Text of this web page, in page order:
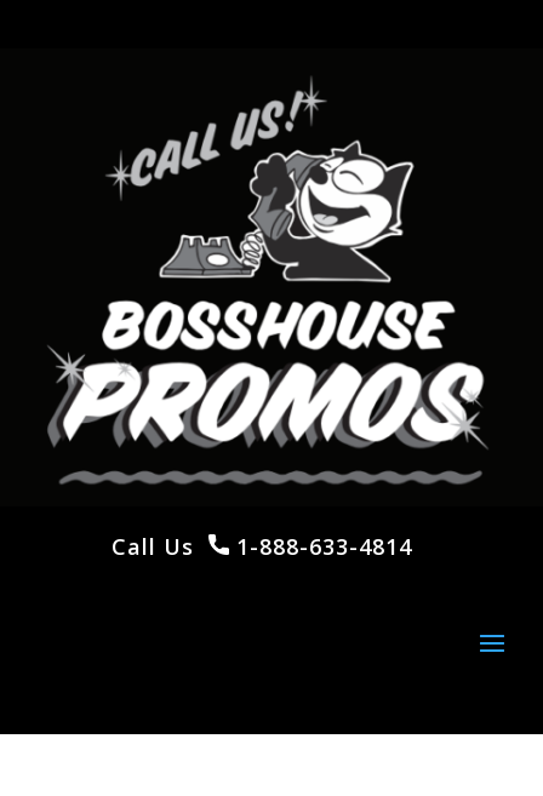
Call Us 1-888-633-4814